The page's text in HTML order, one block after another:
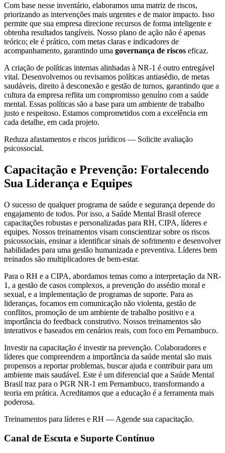
Com base nesse inventário, elaboramos uma matriz de riscos,
priorizando as intervenções mais urgentes e de maior impacto. Isso
permite que sua empresa direcione recursos de forma inteligente e
obtenha resultados tangíveis. Nosso plano de ação não é apenas
teórico; ele é prático, com metas claras e indicadores de
acompanhamento, garantindo uma governança de riscos eficaz.
A criação de políticas internas alinhadas à NR-1 é outro entregável
vital. Desenvolvemos ou revisamos políticas antiasédio, de metas
saudáveis, direito à desconexão e gestão de turnos, garantindo que a
cultura da empresa reflita um compromisso genuíno com a saúde
mental. Essas políticas são a base para um ambiente de trabalho
justo e respeitoso. Estamos comprometidos com a excelência em
cada detalhe, em cada projeto.
Reduza afastamentos e riscos jurídicos — Solicite avaliação
psicossocial.
Capacitação e Prevenção: Fortalecendo
Sua Liderança e Equipes
O sucesso de qualquer programa de saúde e segurança depende do
engajamento de todos. Por isso, a Saúde Mental Brasil oferece
capacitações robustas e personalizadas para RH, CIPA, líderes e
equipes. Nossos treinamentos visam conscientizar sobre os riscos
psicossociais, ensinar a identificar sinais de sofrimento e desenvolver
habilidades para uma gestão humanizada e preventiva. Líderes bem
treinados são multiplicadores de bem-estar.
Para o RH e a CIPA, abordamos temas como a interpretação da NR-
1, a gestão de casos complexos, a prevenção do assédio moral e
sexual, e a implementação de programas de suporte. Para as
lideranças, focamos em comunicação não violenta, gestão de
conflitos, promoção de um ambiente de trabalho positivo e a
importância do feedback construtivo. Nossos treinamentos são
interativos e baseados em cenários reais, com foco em Pernambuco.
Investir na capacitação é investir na prevenção. Colaboradores e
líderes que compreendem a importância da saúde mental são mais
propensos a reportar problemas, buscar ajuda e contribuir para um
ambiente mais saudável. Este é um diferencial que a Saúde Mental
Brasil traz para o PGR NR-1 em Pernambuco, transformando a
teoria em prática. Acreditamos que a educação é a ferramenta mais
poderosa.
Treinamentos para líderes e RH — Agende sua capacitação.
Canal de Escuta e Suporte Contínuo